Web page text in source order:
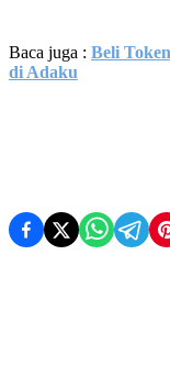
Baca juga : Beli
di Adaku